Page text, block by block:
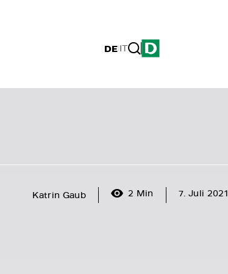
DE|IT
Katrin Gaub 2 Min 7. Juli 2021